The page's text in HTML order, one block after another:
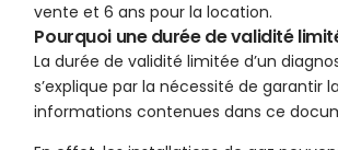
vente et 6 ans pour la location.
Pourquoi une durée de validité
La durée de validité limitée d’un
s’explique par la nécessité de garantir
informations contenues dans ce